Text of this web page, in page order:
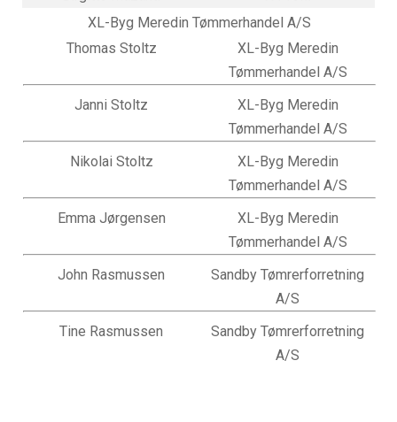
XL-Byg Meredin Tømmerhandel A/S
Thomas Stoltz
XL-Byg Meredin
Tømmerhandel A/S
Janni Stoltz
XL-Byg Meredin
Tømmerhandel A/S
Nikolai Stoltz
XL-Byg Meredin
Tømmerhandel A/S
Emma Jørgensen
XL-Byg Meredin
Tømmerhandel A/S
John Rasmussen
Sandby Tømrerforretning
A/S
Tine Rasmussen
Sandby Tømrerforretning
A/S